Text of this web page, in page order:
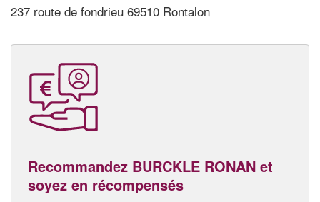
237 route de fondrieu 69510 Rontalon
Recommandez BURCKLE RONAN et
soyez en récompensés